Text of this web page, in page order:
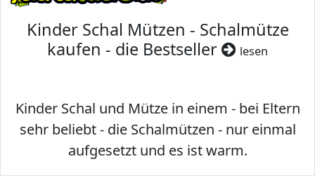
Kinder Schal Mützen - Schalmütze
kaufen - die Bestseller
lesen
Kinder Schal und Mütze in einem - bei Eltern
sehr beliebt - die Schalmützen - nur einmal
aufgesetzt und es ist warm.